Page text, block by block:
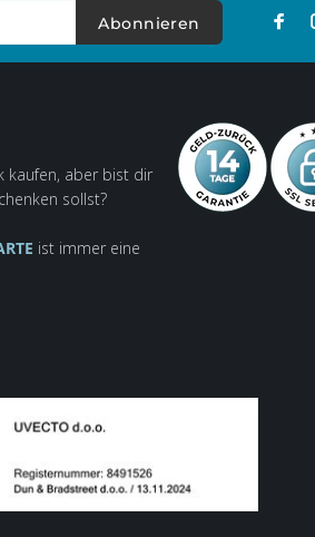
Abonnieren
kaufen, aber bist dir
sollst?
ist immer eine